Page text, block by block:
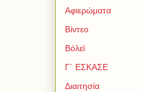
Αφιερώματα
Βίντεο
Βόλεϊ
Γ΄ ΕΣΚΑΣΕ
Διαιτησία